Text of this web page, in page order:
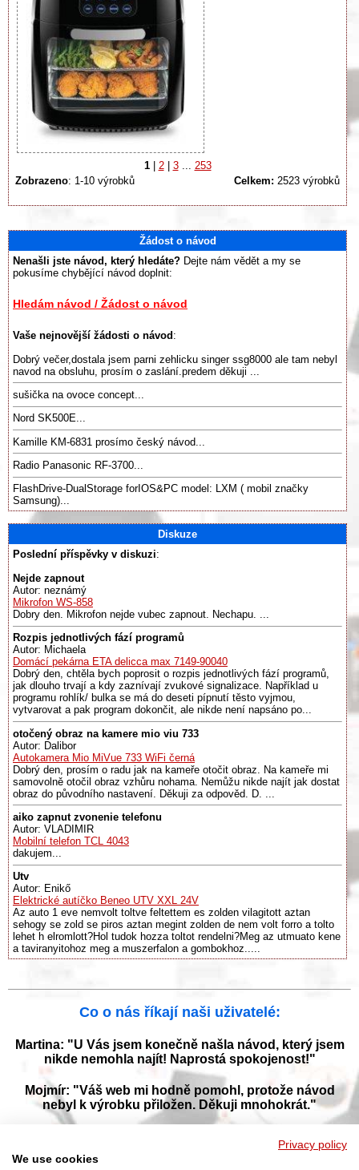
1 | 2 | 3
253
Zobrazeno: 1-10 výrobků Celkem: 2523 výrobků
Žádost o návod
Nenašli jste návod, který hledáte? Dejte nám vědět a my se
pokusíme chybějící návod doplnit:
Hledám návod / Žádost o návod
Vaše nejnovější žádosti o návod :
Dobrý večer,dostala jsem parni zehlicku singer ssg8000 ale tam nebyl
navod na obsluhu, prosím o zaslání.predem děkuji ...
sušička na ovoce concept...
Nord SK500E...
Kamille KM-6831 prosímo český návod...
Radio Panasonic RF-3700...
FlashDrive-DualStorage forIOS&PC model: LXM ( mobil značky
Samsung)...
Diskuze
Poslední příspěvky v diskuzi:
Nejde zapnout
Autor: neznámý
Mikrofon WS-858
Dobry den. Mikrofon nejde vubec zapnout. Nechapu. ...
Rozpis jednotlivých fází programů
Autor: Michaela
Domácí pekárna ETA delicca max 7149-90040
Dobrý den, chtěla bych poprosit o rozpis jednotlivých fází programů,
jak dlouho trvají a kdy zaznívají zvukové signalizace. Například u
programu rohlík/ bulka se má do deseti pípnutí těsto vyjmou,
vytvarovat a pak program dokončit, ale nikde není napsáno po...
otočený obraz na kamere mio viu 733
Autor: Dalibor
Autokamera Mio MiVue 733 WiFi černá
Dobrý den, prosím o radu jak na kameře otočit obraz. Na kameře mi
samovolně otočil obraz vzhůru nohama. Nemůžu nikde najít jak dostat
obraz do původního nastavení. Děkuji za odpověd. D. ...
aiko zapnut zvonenie telefonu
Autor: VLADIMIR
Mobilní telefon TCL 4043
dakujem...
Utv
Autor: Enikő
Elektrické autíčko Beneo UTV XXL 24V
Az auto 1 eve nemvolt toltve feltettem es zolden vilagitott aztan
sehogy se zold se piros aztan megint zolden de nem volt forro a tolto
lehet h elromlott?Hol tudok hozza toltot rendelni?Meg az utmuato kene
a taviranyitohoz meg a muszerfalon a gombokhoz.....
Co o nás říkají naši uživatelé:
Martina: "U Vás jsem konečně našla návod, který jsem
nikde nemohla najít! Naprostá spokojenost!"
Mojmír: "Váš web mi hodně pomohl, protože návod
nebyl k výrobku přiložen. Děkuji mnohokrát."
Privacy policy
We use cookies